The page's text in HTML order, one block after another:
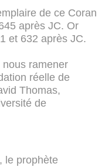
de ce Coran
après JC. Or
et 632 après JC.
ramener
réelle de
Thomas,
de
le prophète